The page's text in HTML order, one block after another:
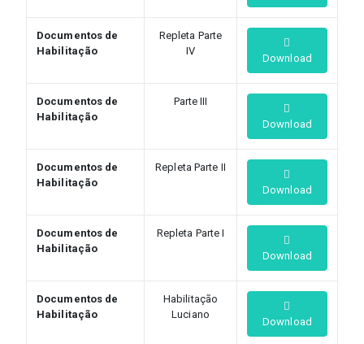
Documentos de
Habilitação
Repleta Parte
IV
Download
Documentos de
Habilitação
Parte III
Download
Documentos de
Habilitação
Repleta Parte II
Download
Documentos de
Habilitação
Repleta Parte I
Download
Documentos de
Habilitação
Habilitação
Luciano
Download